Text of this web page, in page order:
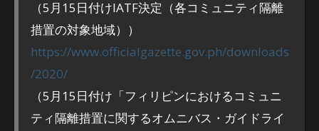
（5月15日付けIATF決定（各コミュニティ隔離
措置の対象地域））
https://www.officialgazette.gov.ph/downloads
/2020/
（5月15日付け「フィリピンにおけるコミュニ
ティ隔離措置に関するオムニバス・ガイドライ